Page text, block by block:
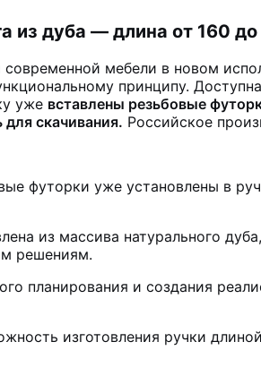
из дуба — длина от 160
мебели в новом
принципу.
уже вставлены резьбовые
скачивания. Российское
футорки уже установлены в
из массива натурального
решениям.
планирования и создания
изготовления ручки